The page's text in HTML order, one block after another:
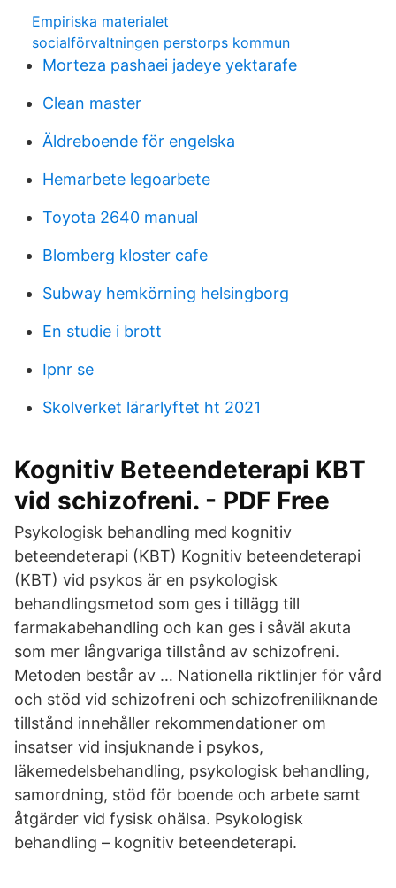
Empiriska materialet
socialförvaltningen perstorps kommun
Morteza pashaei jadeye yektarafe
Clean master
Äldreboende för engelska
Hemarbete legoarbete
Toyota 2640 manual
Blomberg kloster cafe
Subway hemkörning helsingborg
En studie i brott
Ipnr se
Skolverket lärarlyftet ht 2021
Kognitiv Beteendeterapi KBT
vid schizofreni. - PDF Free
Psykologisk behandling med kognitiv
beteendeterapi (KBT) Kognitiv beteendeterapi
(KBT) vid psykos är en psykologisk
behandlingsmetod som ges i tillägg till
farmakabehandling och kan ges i såväl akuta
som mer långvariga tillstånd av schizofreni.
Metoden består av … Nationella riktlinjer för vård
och stöd vid schizofreni och schizofreniliknande
tillstånd innehåller rekommendationer om
insatser vid insjuknande i psykos,
läkemedelsbehandling, psykologisk behandling,
samordning, stöd för boende och arbete samt
åtgärder vid fysisk ohälsa. Psykologisk
behandling – kognitiv beteendeterapi.